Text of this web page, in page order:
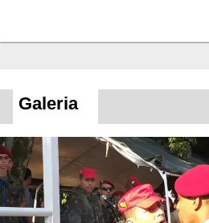
Galeria